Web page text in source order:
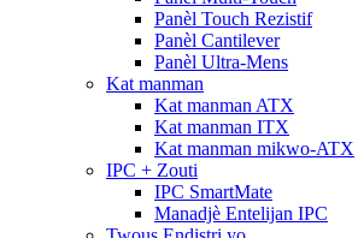
Panèl Touch Rezistif
Panèl Cantilever
Panèl Ultra-Mens
Kat manman
Kat manman ATX
Kat manman ITX
Kat manman mikwo-ATX
IPC + Zouti
IPC SmartMate
Manadjè Entelijan IPC